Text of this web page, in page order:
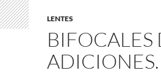
LENTES
BIFOCALES